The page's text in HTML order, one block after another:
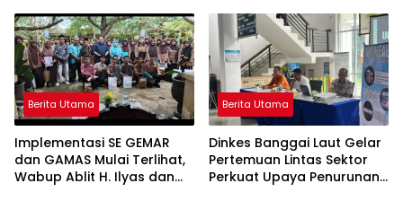
Berita Utama
Implementasi SE GEMAR
dan GAMAS Mulai Terlihat,
Wabup Ablit H. Ilyas dan
Berita Utama
Dinkes Banggai Laut Gelar
Pertemuan Lintas Sektor
Perkuat Upaya Penurunan